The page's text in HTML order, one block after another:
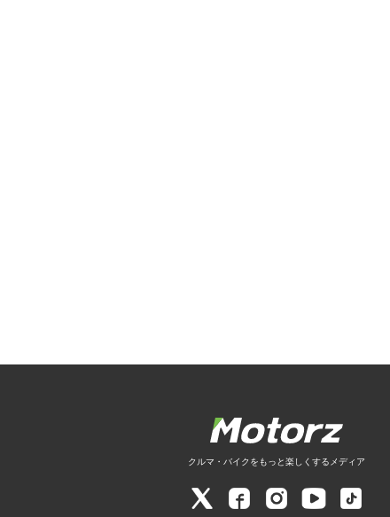
クルマ・バイクをもっと楽しくするメディア